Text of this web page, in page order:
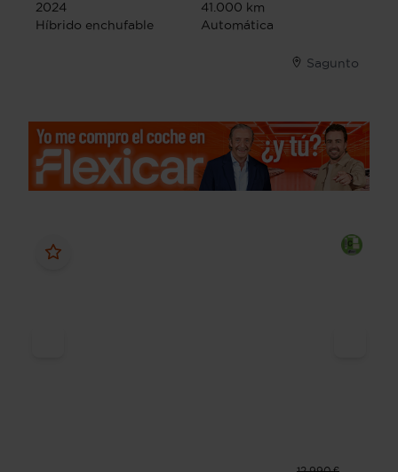
2024
41.000 km
Híbrido enchufable
Automática
Sagunto